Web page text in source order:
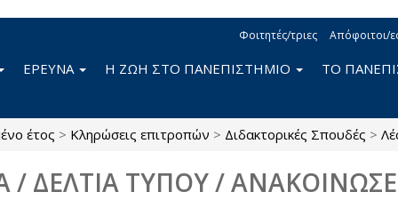
Φοιτητές/τριες Απόφοιτοι/
ΕΡΕΥΝΑ Η ΖΩΗ ΣΤΟ ΠΑΝΕΠΙΣΤΗΜΙΟ ΤΟ
έτος > Κληρώσεις επιτροπών > Διδακτορικές Σπουδές >
/ ΔΕΛΤΙΑ ΤΥΠΟΥ /